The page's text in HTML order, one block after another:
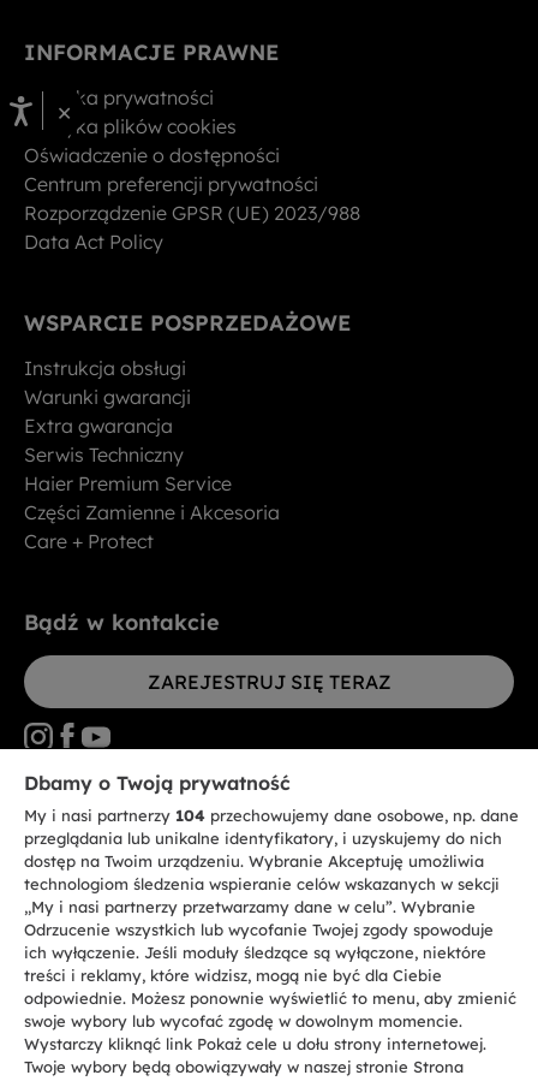
INFORMACJE PRAWNE
Polityka prywatności
Polityka plików cookies
Oświadczenie o dostępności
Centrum preferencji prywatności
Rozporządzenie GPSR (UE) 2023/988
Data Act Policy
WSPARCIE POSPRZEDAŻOWE
Instrukcja obsługi
Warunki gwarancji
Extra gwarancja
Serwis Techniczny
Haier Premium Service
Części Zamienne i Akcesoria
Care + Protect
Bądź w kontakcie
ZAREJESTRUJ SIĘ TERAZ
CANDY HOOVER GROUP S.r.I. - jednoosobowa sp. z.o.o. - SIEDZIBA
STATUTOWA: Via Comolli, 57 - 20861 Brugherio (MB) - Włochy -
SIEDZIBY ADMINISTRACYJNE: Via Privata Eden Fumagalli bez
nadanego numeru - 20861 Brugherio (MB) i Via Trento nr 20/A-22 - 20871
Vimercate (MB) - Włochy - Tel.: +39.039.2086.1 - Faks: +39.039.2086.237 -
Kapitał zakładowy 35.000.000,00 € wpłacony w całości - Kod identyfikacji
podatkowej i nr wpisu do Rejestru przedsiębiorstw dla rejonu Mediolan-
Monza-Brianza-Lodi 04666310158 - NIP 00786860965 - Numer wpisu do
Repertorium Ekonomiczno - Administracyjnego REA: MB-1033934 -
Autoryzacja IT AEOF 211870 - Spółka podlega zarządzaniu i koordynacji
Candy S.p.A.
PL / Polski
×
Dbamy o Twoją prywatność
My i nasi partnerzy 104 przechowujemy dane osobowe, np. dane
przeglądania lub unikalne identyfikatory, i uzyskujemy do nich
dostęp na Twoim urządzeniu. Wybranie Akceptuję umożliwia
technologiom śledzenia wspieranie celów wskazanych w sekcji
„My i nasi partnerzy przetwarzamy dane w celu”. Wybranie
Odrzucenie wszystkich lub wycofanie Twojej zgody spowoduje
ich wyłączenie. Jeśli moduły śledzące są wyłączone, niektóre
treści i reklamy, które widzisz, mogą nie być dla Ciebie
odpowiednie. Możesz ponownie wyświetlić to menu, aby zmienić
swoje wybory lub wycofać zgodę w dowolnym momencie.
Wystarczy kliknąć link Pokaż cele u dołu strony internetowej.
Twoje wybory będą obowiązywały w naszej stronie Strona